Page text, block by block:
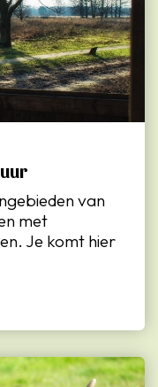
van
met
Je komt hier